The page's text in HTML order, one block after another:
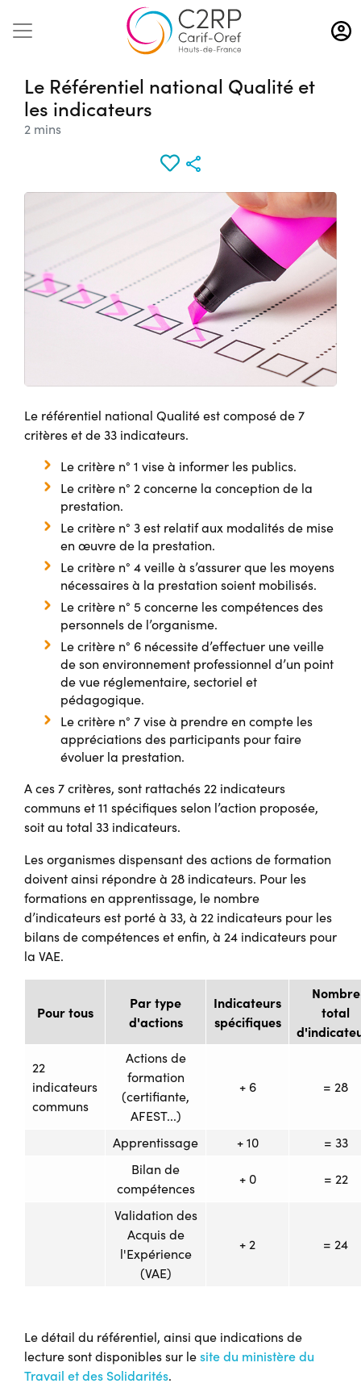
Aller
au
contenu
Le Référentiel national Qualité et
les indicateurs
2 mins
Le référentiel national Qualité est composé de 7
critères et de 33 indicateurs.
Le critère n° 1 vise à informer les publics.
Le critère n° 2 concerne la conception de la
prestation.
Le critère n° 3 est relatif aux modalités de mise
en œuvre de la prestation.
Le critère n° 4 veille à s’assurer que les moyens
nécessaires à la prestation soient mobilisés.
Le critère n° 5 concerne les compétences des
personnels de l’organisme.
Le critère n° 6 nécessite d’effectuer une veille
de son environnement professionnel d’un point
de vue réglementaire, sectoriel et
pédagogique.
Le critère n° 7 vise à prendre en compte les
appréciations des participants pour faire
évoluer la prestation.
A ces 7 critères, sont rattachés 22 indicateurs
communs et 11 spécifiques selon l’action proposée,
soit au total 33 indicateurs.
Les organismes dispensant des actions de formation
doivent ainsi répondre à 28 indicateurs. Pour les
formations en apprentissage, le nombre
d’indicateurs est porté à 33, à 22 indicateurs pour les
bilans de compétences et enfin, à 24 indicateurs pour
la VAE.
Pour tous
Par type
d'actions
Indicateurs
spécifiques
Nombre
total
22
indicateurs
communs
Actions de
formation
(certifiante,
AFEST...)
+ 6 = 28
Apprentissage + 10
= 33
Bilan de
compétences
+ 0 = 22
Validation des
Acquis de
l'Expérience
(VAE)
+ 2 = 24
Le détail du référentiel, ainsi que indications de
lecture sont disponibles sur lesite du ministère du
Travail et des Solidarités.